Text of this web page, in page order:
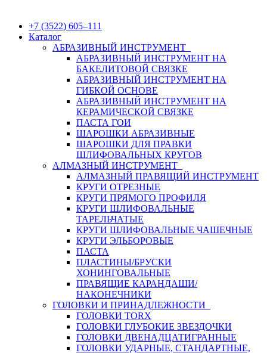
+7 (3522) 605‒111
Каталог
АБРАЗИВНЫЙ ИНСТРУМЕНТ
АБРАЗИВНЫЙ ИНСТРУМЕНТ НА
БАКЕЛИТОВОЙ СВЯЗКЕ
АБРАЗИВНЫЙ ИНСТРУМЕНТ НА
ГИБКОЙ ОСНОВЕ
АБРАЗИВНЫЙ ИНСТРУМЕНТ НА
КЕРАМИЧЕСКОЙ СВЯЗКЕ
ПАСТА ГОИ
ШАРОШКИ АБРАЗИВНЫЕ
ШАРОШКИ ДЛЯ ПРАВКИ
ШЛИФОВАЛЬНЫХ КРУГОВ
АЛМАЗНЫЙ ИНСТРУМЕНТ
АЛМАЗНЫЙ ПРАВЯЩИЙ ИНСТРУМЕНТ
КРУГИ ОТРЕЗНЫЕ
КРУГИ ПРЯМОГО ПРОФИЛЯ
КРУГИ ШЛИФОВАЛЬНЫЕ
ТАРЕЛЬЧАТЫЕ
КРУГИ ШЛИФОВАЛЬНЫЕ ЧАШЕЧНЫЕ
КРУГИ ЭЛЬБОРОВЫЕ
ПАСТА
ПЛАСТИНЫ/БРУСКИ
ХОНИНГОВАЛЬНЫЕ
ПРАВЯЩИЕ КАРАНДАШИ/
НАКОНЕЧНИКИ
ГОЛОВКИ И ПРИНАДЛЕЖНОСТИ
ГОЛОВКИ TORX
ГОЛОВКИ ГЛУБОКИЕ ЗВЕЗДОЧКИ
ГОЛОВКИ ДВЕНАДЦАТИГРАННЫЕ
ГОЛОВКИ УДАРНЫЕ, СТАНДАРТНЫЕ,